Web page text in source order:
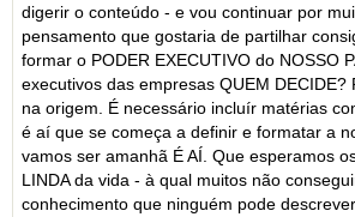
digerir o conteúdo - e vou continuar por
pensamento que gostaria de partilhar
formar o PODER EXECUTIVO do NOSSO
executivos das empresas QUEM
na origem. É necessário incluír matérias
é aí que se começa a definir e formatar a
vamos ser amanhã É AÍ. Que esperamos
LINDA da vida - à qual muitos não
conhecimento que ninguém pode